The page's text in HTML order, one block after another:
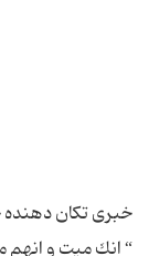
خبری تکان دهنده